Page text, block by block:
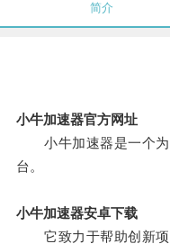
简介
小牛加速器官方网址
小牛加速器是一个为
台。
小牛加速器安卓下载
它致力于帮助创新项